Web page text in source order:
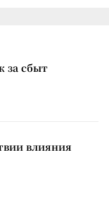
за сбыт
влияния